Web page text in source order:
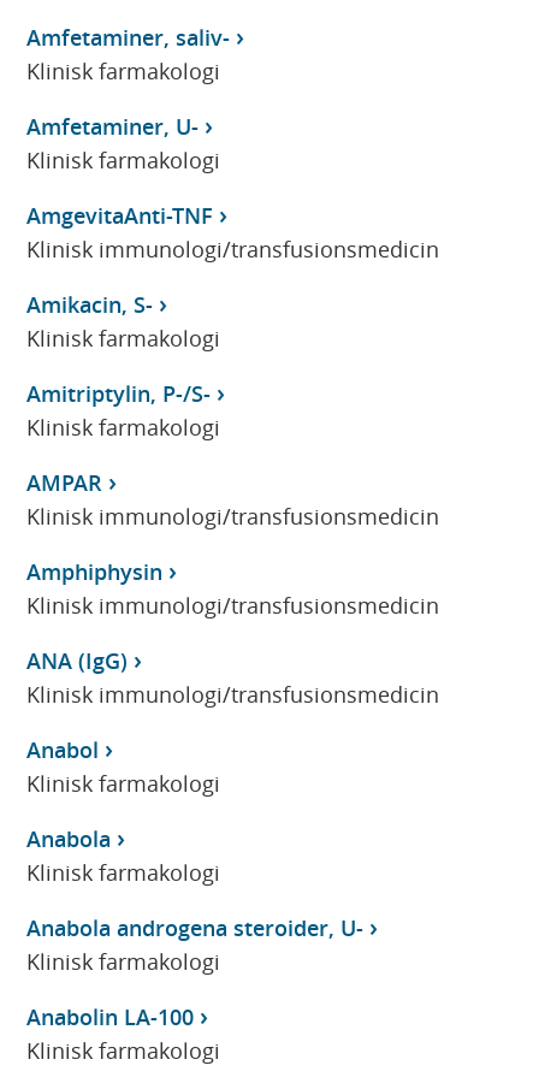
Amfetaminer, saliv-
Klinisk farmakologi
Amfetaminer, U-
Klinisk farmakologi
AmgevitaAnti-TNF
Klinisk immunologi/transfusionsmedicin
Amikacin, S-
Klinisk farmakologi
Amitriptylin, P-/S-
Klinisk farmakologi
AMPAR
Klinisk immunologi/transfusionsmedicin
Amphiphysin
Klinisk immunologi/transfusionsmedicin
ANA (IgG)
Klinisk immunologi/transfusionsmedicin
Anabol
Klinisk farmakologi
Anabola
Klinisk farmakologi
Anabola androgena steroider, U-
Klinisk farmakologi
Anabolin LA-100
Klinisk farmakologi